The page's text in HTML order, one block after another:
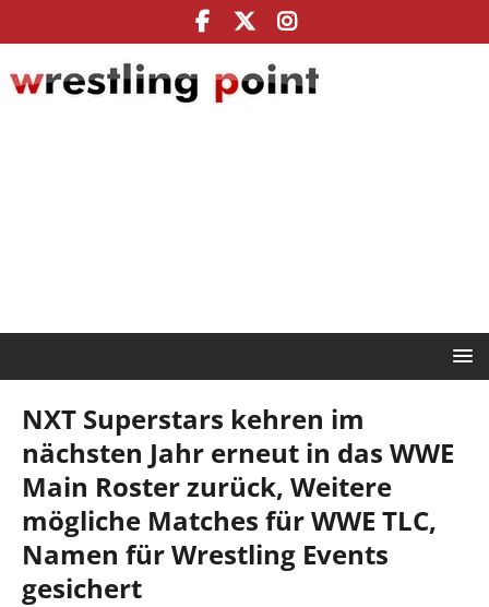
NXT Superstars kehren im
nächsten Jahr erneut in das WWE
Main Roster zurück, Weitere
mögliche Matches für WWE TLC,
Namen für Wrestling Events
gesichert